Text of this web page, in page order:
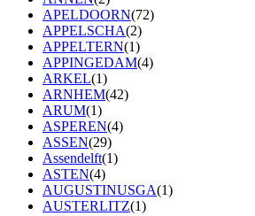
APELDOORN(72)
APPELSCHA(2)
APPELTERN(1)
APPINGEDAM(4)
ARKEL(1)
ARNHEM(42)
ARUM(1)
ASPEREN(4)
ASSEN(29)
Assendelft(1)
ASTEN(4)
AUGUSTINUSGA(1)
AUSTERLITZ(1)